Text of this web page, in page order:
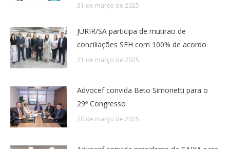
31 de março de 2025
JURIR/SA participa de mutirão de
conciliações SFH com 100% de acordo
21 de março de 2025
Advocef convida Beto Simonetti para o
29º Congresso
20 de março de 2025